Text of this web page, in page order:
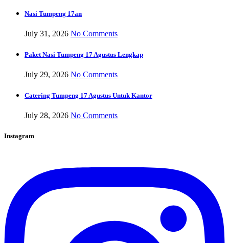
Nasi Tumpeng 17an
July 31, 2026 No Comments
Paket Nasi Tumpeng 17 Agustus Lengkap
July 29, 2026 No Comments
Catering Tumpeng 17 Agustus Untuk Kantor
July 28, 2026 No Comments
Instagram